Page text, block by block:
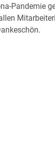
Pandemie